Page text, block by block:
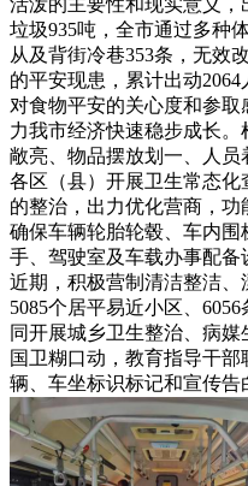
垃圾935吨，全市通过多种
从及背街冷巷353条，无效
的平安现患，累计出动
对食物平安的关心度和参
力我市经济快速稳步成长
敞亮、物品摆放划一、人
各区（县）开展卫生常态
的整治，出力优化营商，功
确保车辆轮胎轮毂、车内
手、驾驶室及车载办事配备
近期，积极营制清洁整洁
5085个居平易近小区、
同开展城乡卫生整治、病
国卫糊口动，教育指导干
辆、车坐标识标记和宣传告